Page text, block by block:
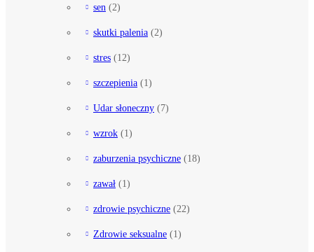
sen (2)
skutki palenia (2)
stres (12)
szczepienia (1)
Udar słoneczny (7)
wzrok (1)
zaburzenia psychiczne (18)
zawał (1)
zdrowie psychiczne (22)
Zdrowie seksualne (1)